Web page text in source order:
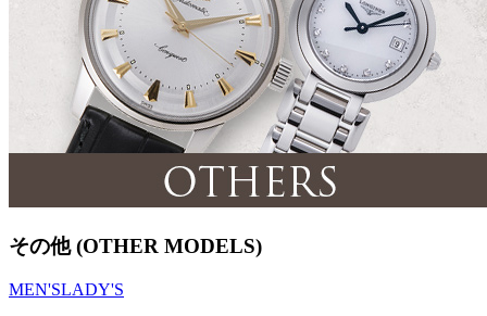
その他 (OTHER MODELS)
MEN'SLADY'S